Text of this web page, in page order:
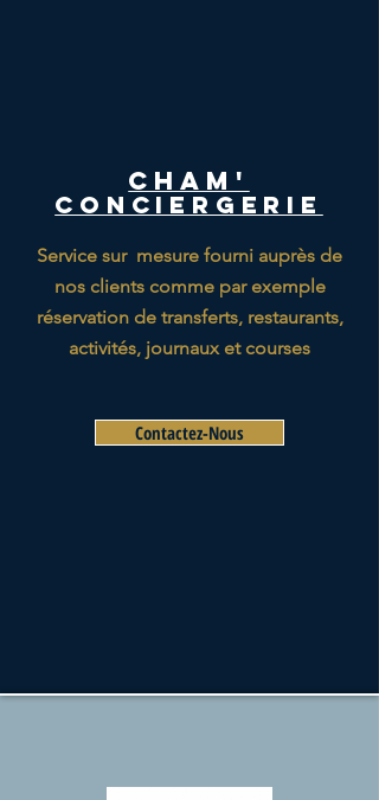
Cham'
conciergerie
Service sur mesure fourni auprès de
nos clients comme par exemple
réservation de transferts, restaurants,
activités, journaux et courses
Contactez-Nous